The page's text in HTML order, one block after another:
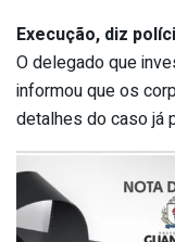
Execução, diz
O delegado que
informou que os
detalhes do caso já